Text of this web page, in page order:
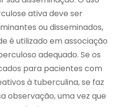
ativa deve ser
ou disseminados,
é utilizado em associação
adequado. Se os
para pacientes com
à tuberculina, se faz
observação, uma vez que